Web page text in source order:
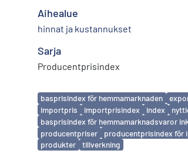
Aihealue
hinnat ja kustannukset
Sarja
Producentprisindex
Avainsanat
basprisindex för hemmamarknaden
importpris
importprisindex index
basprisindex för hemmamarknadsvaror
producentpriser
producentprisindex för
produkter
tillverkning